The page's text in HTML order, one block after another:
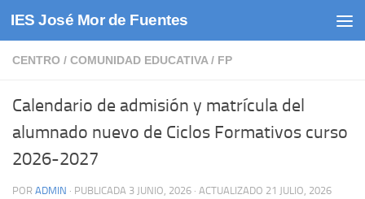
Saltar al contenido
IES José Mor de Fuentes
CENTRO / COMUNIDAD EDUCATIVA / FP
Calendario de admisión y matrícula del
alumnado nuevo de Ciclos Formativos curso
2026-2027
POR ADMIN · PUBLICADA 3 JUNIO, 2026 · ACTUALIZADO 21 JULIO, 2026